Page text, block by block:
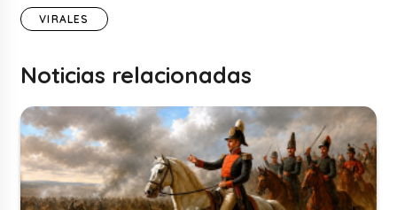
VIRALES
Noticias relacionadas